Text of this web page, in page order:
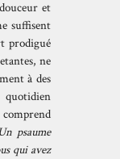
et
suffisent
prodigué
ne
à des
Un psaume
qui avez